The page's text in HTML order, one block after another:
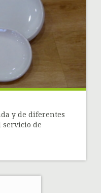
y de diferentes
servicio de